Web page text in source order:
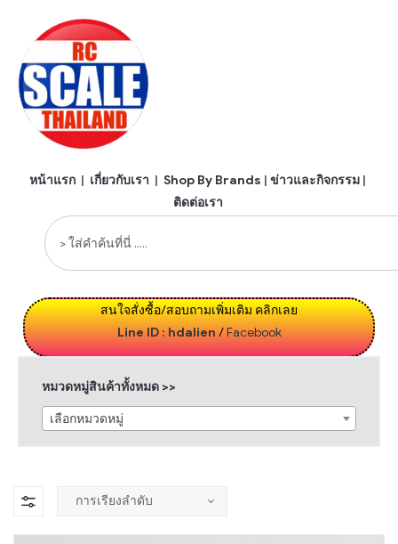
หน้าแรก | เกี่ยวกับเรา | Shop By Brands | ข่าวและกิจกรรม |
ติดต่อเรา
สนใจสั่งซื้อ/สอบถามเพิ่มเติม คลิกเลย
Line ID : hdalien/Facebook
หมวดหมู่สินค้าทั้งหมด >>
เลือกหมวดหมู่